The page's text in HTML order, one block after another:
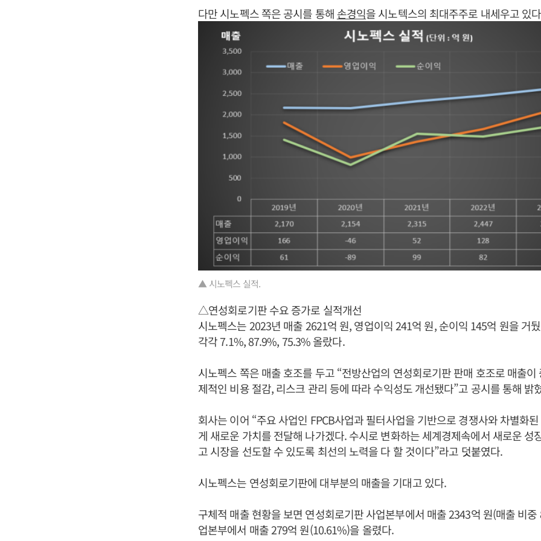
다만 시노펙스 쪽은 공시를 통해 손경익을 시노텍스의 최대주주로 내세우고 있
▲ 시노펙스 실적.
△연성회로기판 수요 증가로 실적개선
시노펙스는 2023년 매출 2621억 원, 영업이익 241억 원, 순이익 145억 원을 거
각각 7.1%, 87.9%, 75.3% 올랐다.
시노펙스 쪽은 매출 호조를 두고 “전방산업의 연성회로기판 판매 호조로 매출이
제적인 비용 절감, 리스크 관리 등에 따라 수익성도 개선됐다”고 공시를 통해 밝
회사는 이어 “주요 사업인 FPCB사업과 필터사업을 기반으로 경쟁사와 차별화
게 새로운 가치를 전달해 나가겠다. 수시로 변화하는 세계경제속에서 새로운 성
고 시장을 선도할 수 있도록 최선의 노력을 다 할 것이다”라고 덧붙였다.
시노펙스는 연성회로기판에 대부분의 매출을 기대고 있다.
구체적 매출 현황을 보면 연성회로기판 사업본부에서 매출 2343억 원(매출 비
업본부에서 매출 279억 원(10.61%)을 올렸다.